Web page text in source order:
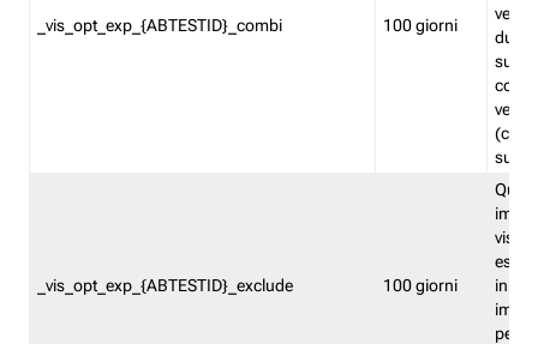
_vis_opt_exp_{ABTESTID}_combi 100 giorni
_vis_opt_exp_{ABTESTID}_exclude 100 giorni
in